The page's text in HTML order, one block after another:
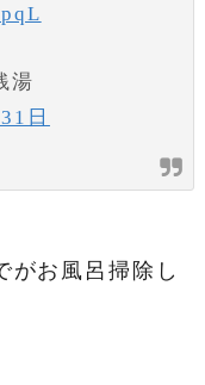
湯
日
がお風呂掃除し